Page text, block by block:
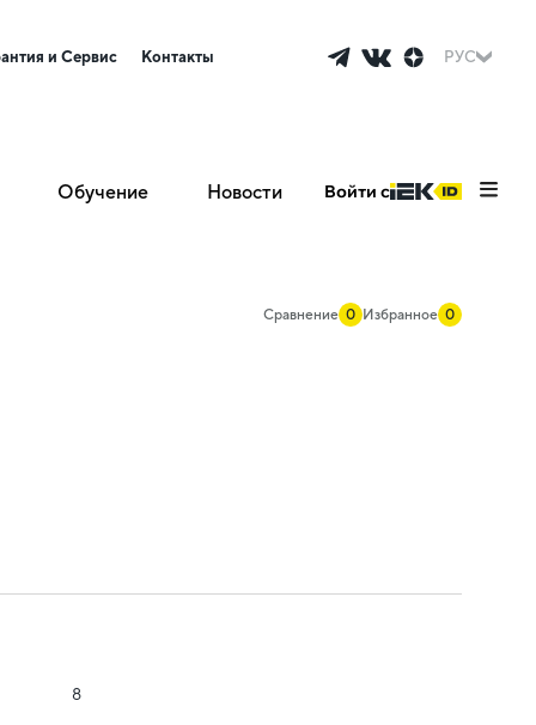
и Сервис Контакты РУС
Обучение Новости Войти с
Сравнение 0 Избранное 0
8